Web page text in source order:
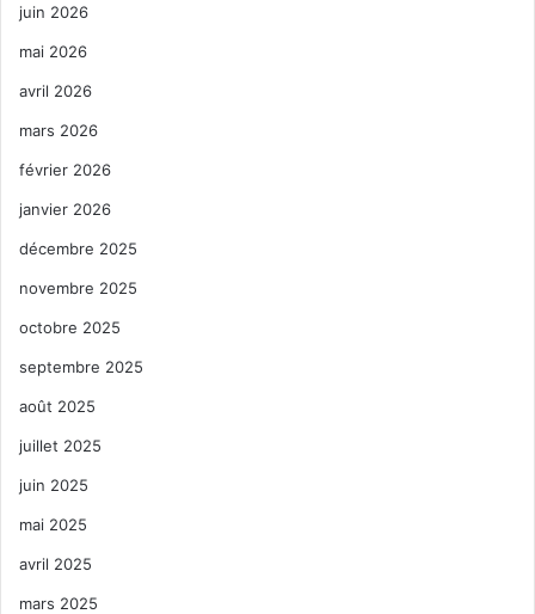
juin 2026
mai 2026
avril 2026
mars 2026
février 2026
janvier 2026
décembre 2025
novembre 2025
octobre 2025
septembre 2025
août 2025
juillet 2025
juin 2025
mai 2025
avril 2025
mars 2025